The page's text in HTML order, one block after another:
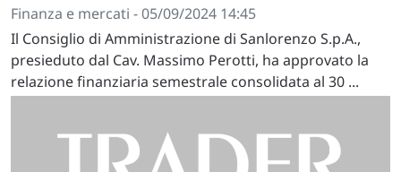
Finanza e mercati - 05/09/2024 14:45
Il Consiglio di Amministrazione di Sanlorenzo S.p.A.,
presieduto dal Cav. Massimo Perotti, ha approvato la
relazione finanziaria semestrale consolidata al 30 ...